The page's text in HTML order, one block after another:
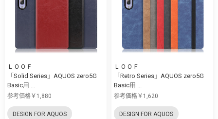
ＬＯＯＦ
「Solid Series」AQUOS zero5G
Basic用 ...
参考価格￥1,880
DESIGN FOR AQUOS
ＬＯＯＦ
「Retro Series」AQUOS zero5G
Basic用 ...
参考価格￥1,620
DESIGN FOR AQUOS